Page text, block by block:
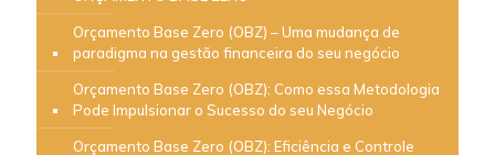
Orçamento Base Zero (OBZ) – Uma mudança de
paradigma na gestão financeira do seu negócio
Orçamento Base Zero (OBZ): Como essa Metodologia
Pode Impulsionar o Sucesso do seu Negócio
Orçamento Base Zero (OBZ): Eficiência e Controle